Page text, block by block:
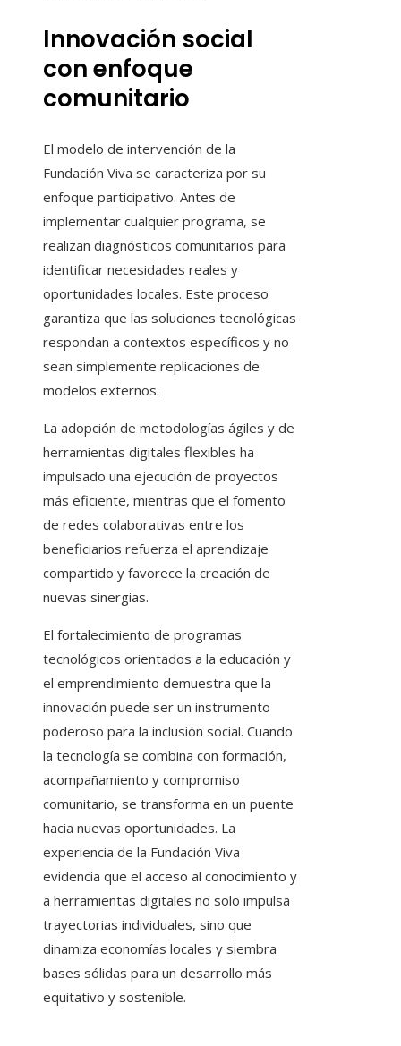
Innovación social
con enfoque
comunitario
El modelo de intervención de la
Fundación Viva se caracteriza por su
enfoque participativo. Antes de
implementar cualquier programa, se
realizan diagnósticos comunitarios para
identificar necesidades reales y
oportunidades locales. Este proceso
garantiza que las soluciones tecnológicas
respondan a contextos específicos y no
sean simplemente replicaciones de
modelos externos.
La adopción de metodologías ágiles y de
herramientas digitales flexibles ha
impulsado una ejecución de proyectos
más eficiente, mientras que el fomento
de redes colaborativas entre los
beneficiarios refuerza el aprendizaje
compartido y favorece la creación de
nuevas sinergias.
El fortalecimiento de programas
tecnológicos orientados a la educación y
el emprendimiento demuestra que la
innovación puede ser un instrumento
poderoso para la inclusión social. Cuando
la tecnología se combina con formación,
acompañamiento y compromiso
comunitario, se transforma en un puente
hacia nuevas oportunidades. La
experiencia de la Fundación Viva
evidencia que el acceso al conocimiento y
a herramientas digitales no solo impulsa
trayectorias individuales, sino que
dinamiza economías locales y siembra
bases sólidas para un desarrollo más
equitativo y sostenible.